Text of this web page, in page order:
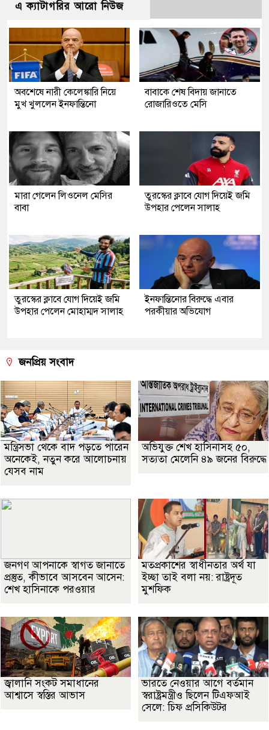
এ ক্যাটাগরির আরো নিউজ
অবশেষে নারী কেলেঙ্কারি নিয়ে
মুখ খুললেন ইনফান্তিনো
বাবাকে শেষ বিদায় জানাতে
রোজারিওতে মেসি
মারা গেলেন লিওনেল মেসির
বাবা
তুরস্কের ক্লাবে যোগ দিয়েই জমি
উপহার পেলেন সালাহ
তুরস্কের ক্লাবে যোগ দিয়েই জমি
উপহার পেলেন মোহাম্মদ সালাহ
ইনফান্তিনোর বিরুদ্ধে এবার
পরকীয়ার অভিযোগ
জনপ্রিয় সংবাদ
মন্ত্রিসভা থেকে বাদ পড়তে পারেন
অনেকেই, নতুন করে আলোচনায়
যেসব নাম
অভিযুক্ত শেখ হাসিনাসহ ৫০,
সত্যতা মেলেনি ৪৯ জনের বিরুদ্ধে
জনগণ আপনাকে স্বাগত জানাতে
প্রস্তুত, কীভাবে আসবেন আসেন:
শেখ হাসিনাকে পরওয়ার
মতপ্রকাশের স্বাধীনতার অর্থ যা
ইচ্ছা তাই বলা নয়: রাষ্ট্রদূত
মুশফিক
জ্বালানি সংকট সমাধানের
আশ্বাসে স্বস্তির আভাস
ভারতে নেওয়ার আগে বর্তমান
স্বরাষ্ট্রমন্ত্রীও ছিলেন টিএফআই
সেলে: চিফ প্রসিকিউটর